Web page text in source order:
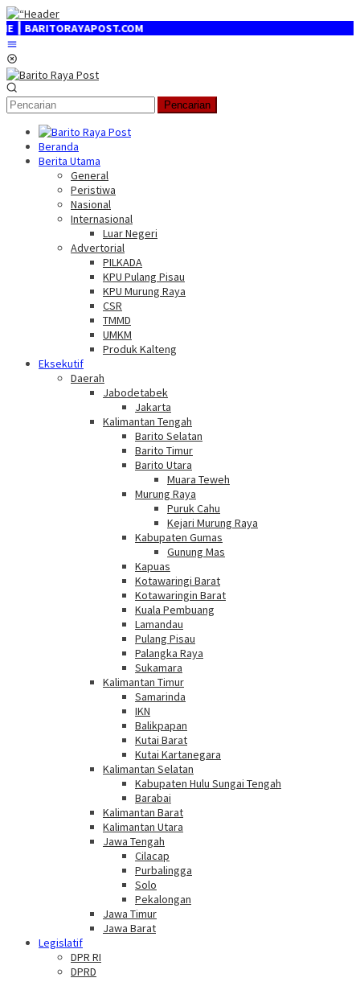
Loncat
ke
konten
Pencarian
Beranda
Berita Utama
General
Peristiwa
Nasional
Internasional
Luar Negeri
Advertorial
PILKADA
KPU Pulang Pisau
KPU Murung Raya
CSR
TMMD
UMKM
Produk Kalteng
Eksekutif
Daerah
Jabodetabek
Jakarta
Kalimantan Tengah
Barito Selatan
Barito Timur
Barito Utara
Muara Teweh
Murung Raya
Puruk Cahu
Kejari Murung Raya
Kabupaten Gumas
Gunung Mas
Kapuas
Kotawaringi Barat
Kotawaringin Barat
Kuala Pembuang
Lamandau
Pulang Pisau
Palangka Raya
Sukamara
Kalimantan Timur
Samarinda
IKN
Balikpapan
Kutai Barat
Kutai Kartanegara
Kalimantan Selatan
Kabupaten Hulu Sungai Tengah
Barabai
Kalimantan Barat
Kalimantan Utara
Jawa Tengah
Cilacap
Purbalingga
Solo
Pekalongan
Jawa Timur
Jawa Barat
Legislatif
DPR RI
DPRD